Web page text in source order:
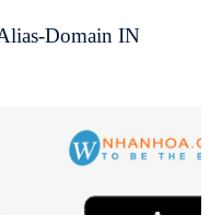
Domain IN